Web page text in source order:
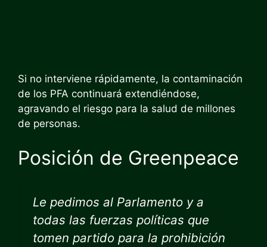
Si no interviene rápidamente, la contaminación
de los PFA continuará extendiéndose,
agravando el riesgo para la salud de millones
de personas.
Posición de Greenpeace
Le pedimos al Parlamento y a
todas las fuerzas políticas que
tomen partido para la prohibición